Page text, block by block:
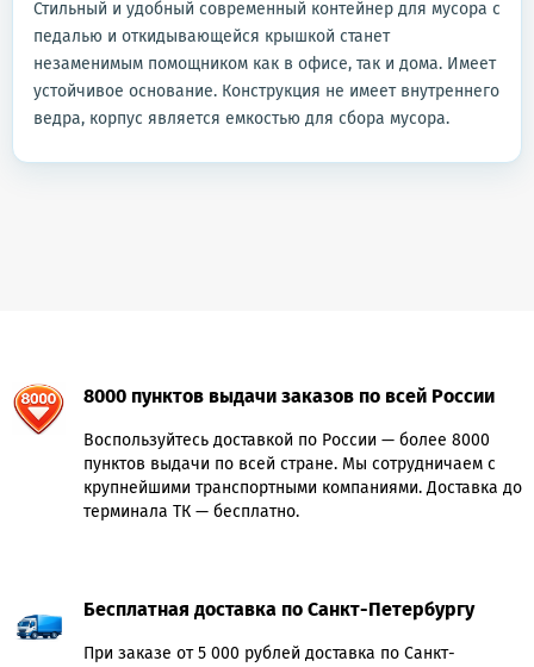
Стильный и удобный современный контейнер для мусора с
педалью и откидывающейся крышкой станет
незаменимым помощником как в офисе, так и дома. Имеет
устойчивое основание. Конструкция не имеет внутреннего
ведра, корпус является емкостью для сбора мусора.
8000 пунктов выдачи заказов по всей России
Воспользуйтесь доставкой по России — более 8000
пунктов выдачи по всей стране. Мы сотрудничаем с
крупнейшими транспортными компаниями. Доставка до
терминала ТК — бесплатно.
Бесплатная доставка по Санкт-Петербургу
При заказе от 5 000 рублей доставка по Санкт-